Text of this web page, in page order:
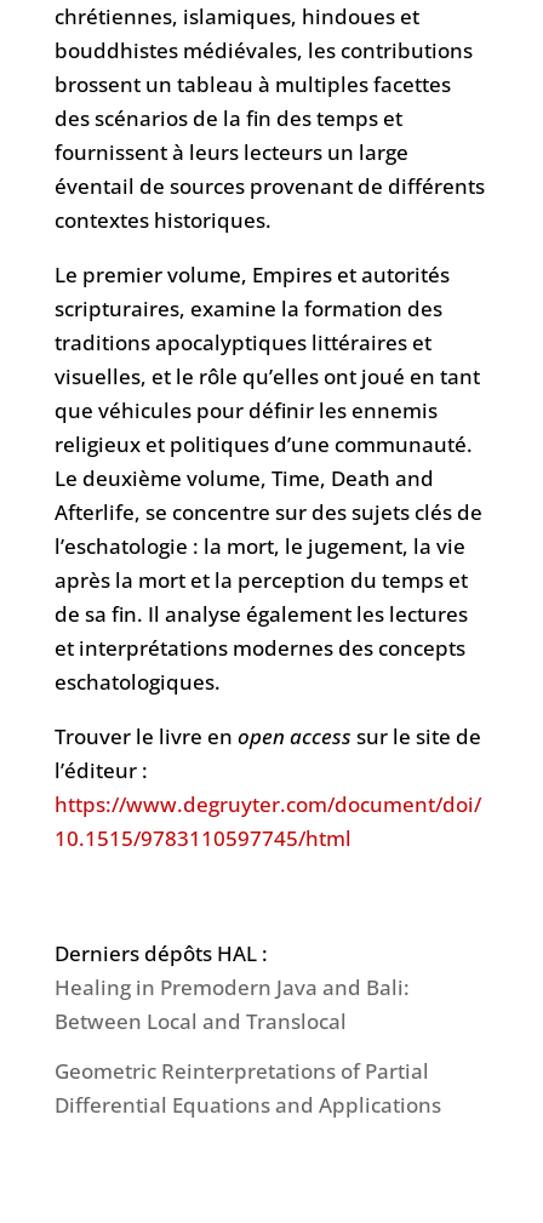
chrétiennes, islamiques, hindoues et
bouddhistes médiévales, les contributions
brossent un tableau à multiples facettes
des scénarios de la fin des temps et
fournissent à leurs lecteurs un large
éventail de sources provenant de différents
contextes historiques.
Le premier volume, Empires et autorités
scripturaires, examine la formation des
traditions apocalyptiques littéraires et
visuelles, et le rôle qu’elles ont joué en tant
que véhicules pour définir les ennemis
religieux et politiques d’une communauté.
Le deuxième volume, Time, Death and
Afterlife, se concentre sur des sujets clés de
l’eschatologie : la mort, le jugement, la vie
après la mort et la perception du temps et
de sa fin. Il analyse également les lectures
et interprétations modernes des concepts
eschatologiques.
Trouver le livre en open access sur le site de
l’éditeur :
https://www.degruyter.com/document/doi/
10.1515/9783110597745/html
Derniers dépôts HAL :
Healing in Premodern Java and Bali:
Between Local and Translocal
Geometric Reinterpretations of Partial
Differential Equations and Applications